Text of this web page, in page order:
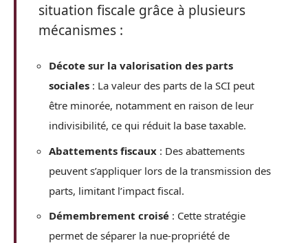
situation fiscale grâce à plusieurs
mécanismes :
Décote sur la valorisation des parts
sociales : La valeur des parts de la SCI peut
être minorée, notamment en raison de leur
indivisibilité, ce qui réduit la base taxable.
Abattements fiscaux : Des abattements
peuvent s’appliquer lors de la transmission des
parts, limitant l’impact fiscal.
Démembrement croisé : Cette stratégie
permet de séparer la nue-propriété de